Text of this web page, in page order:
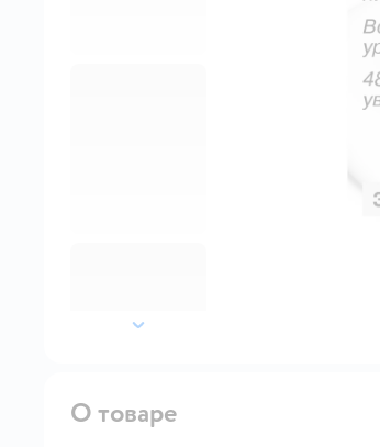
далее
О товаре